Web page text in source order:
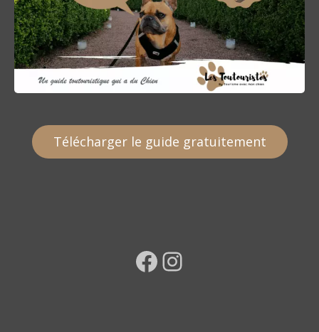
Télécharger le guide gratuitement
Facebook Instagram